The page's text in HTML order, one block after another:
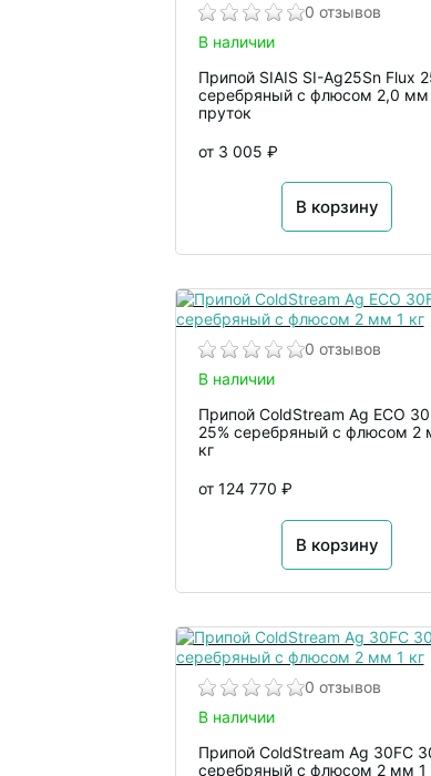
0 отзывов
В наличии
Припой SIAIS SI-Ag25Sn Flux
серебряный с флюсом 2,0 мм
пруток
от 3 005 ₽
В корзину
0 отзывов
В наличии
Припой ColdStream Ag ECO
25% серебряный с флюсом 2
кг
от 124 770 ₽
В корзину
0 отзывов
В наличии
Припой ColdStream Ag 30FC
серебряный с флюсом 2 мм 1